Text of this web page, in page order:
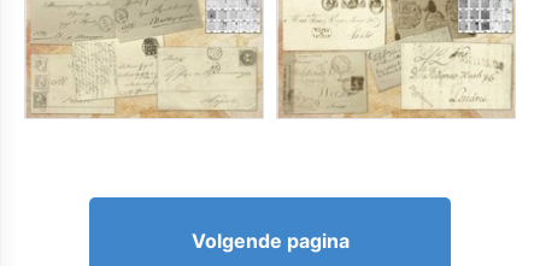
Volgende pagina